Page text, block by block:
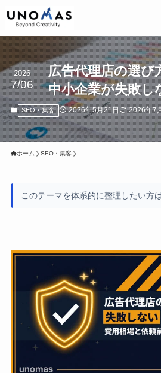
広告代理店の選び
中小企業が失敗し
2026
7/06
SEO・集客 2026年5月21日 2026年7
ホーム SEO・集客
このテーマを体系的に整理したい方